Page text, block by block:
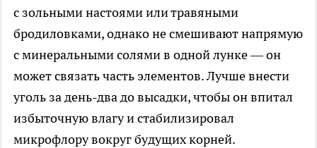
с зольными настоями или травяными
бродиловками, однако не смешивают напрямую
с минеральными солями в одной лунке — он
может связать часть элементов. Лучше внести
уголь за день-два до высадки, чтобы он впитал
избыточную влагу и стабилизировал
микрофлору вокруг будущих корней.